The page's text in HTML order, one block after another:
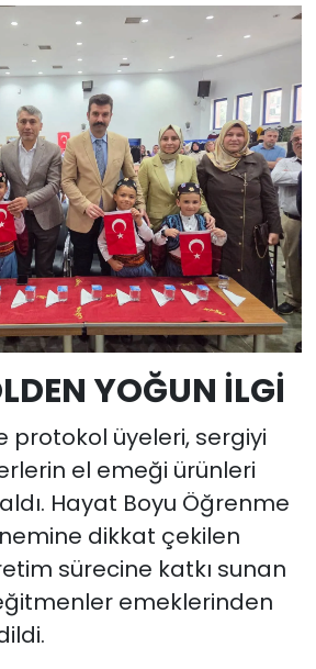
YOĞUN İLGİ
protokol üyeleri, sergiyi
el emeği ürünleri
Hayat Boyu Öğrenme
dikkat çekilen
sürecine katkı sunan
emeklerinden